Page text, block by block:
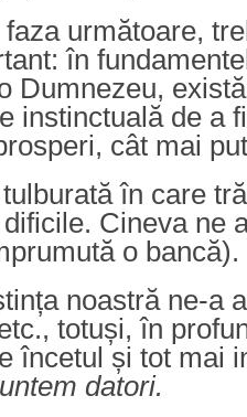
următoare,
în
Dumnezeu,
instinctuală de a
cât mai
în care
Cineva ne
o bancă).
noastră ne-a
totuși, în
încetul și tot mai
datori.